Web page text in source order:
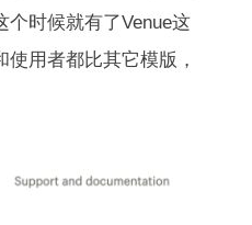
个时候就有了Venue这
用者都比其它模版，